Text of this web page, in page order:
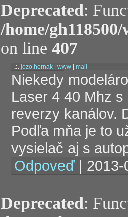
Deprecated:
/home/
on line 407
.:. jozo.hornak www mail
Niekedy
Laser 4 40 Mhz
reverzy kanálov.
Podľa mňa je to
vysielač aj s
Odpoveď |
Deprecated: